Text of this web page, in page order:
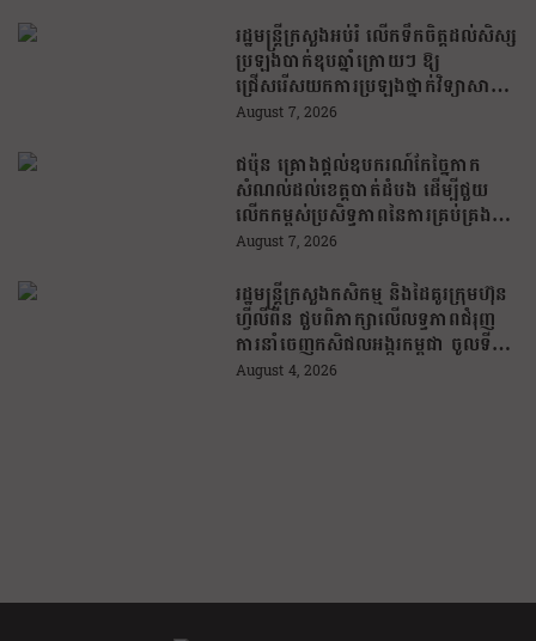
រដ្ឋមន្រ្តីក្រសួងអប់រំ លើកទឹកចិត្តដល់សិស្ស
ប្រឡងបាក់ឌុបឆ្នាំក្រោយៗ ឱ្យ
ជ្រើសរើសយកការប្រឡងថ្នាក់វិទ្យាសាស្ត្រ
ដើម្បីឆ្លើយតបទៅនឹងតម្រូវការធនធាន
August 7, 2026
ជប៉ុន គ្រោងផ្តល់ឧបករណ៍កែច្នៃកាក
សំណល់ដល់ខេត្តបាត់ដំបង ដើម្បីជួយ
លើកកម្ពស់ប្រសិទ្ធភាពនៃការគ្រប់គ្រង
សំណល់
August 7, 2026
រដ្ឋមន្រ្តីក្រសួងកសិកម្ម និងដៃគូរក្រុមហ៊ុន
ហ្វីលីពីន ជួបពិភាក្សាលើលទ្ធភាពជំរុញ
ការនាំចេញកសិផលអង្ករកម្ពុជា ចូលទី
ផ្សារហ្វីលីពីន
August 4, 2026